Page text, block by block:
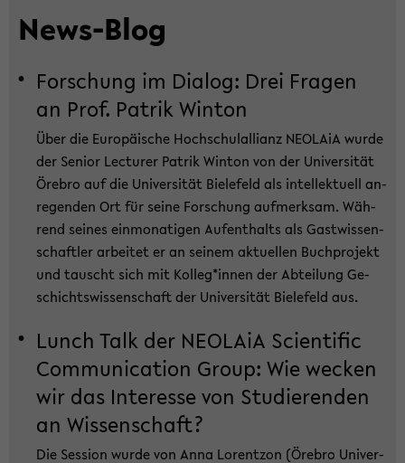
News-​Blog
For­schung im Dia­log: Drei Fra­gen
an Prof. Pa­trik Win­ton
Über die Eu­ro­päi­sche Hoch­schul­al­li­anz NEO­LA­iA wurde
der Se­ni­or Lec­tu­rer Pa­trik Win­ton von der Uni­ver­si­tät
Öre­bro auf die Uni­ver­si­tät Bie­le­feld als in­tel­lek­tu­ell an­
re­gen­den Ort für seine For­schung auf­merk­sam. Wäh­
rend sei­nes ein­mo­na­ti­gen Auf­ent­halts als Gast­wis­sen­
schaft­ler ar­bei­tet er an sei­nem ak­tu­el­len Buch­pro­jekt
und tauscht sich mit Kol­leg*innen der Ab­tei­lung Ge­
schichts­wis­sen­schaft der Uni­ver­si­tät Bie­le­feld aus.
Lunch Talk der NEO­LA­iA Sci­en­ti­fic
Com­mu­ni­ca­ti­on Group: Wie we­cken
wir das In­ter­es­se von Stu­die­ren­den
an Wis­sen­schaft?
Die Ses­si­on wurde von Anna Lo­rent­zon (Öre­bro Uni­ver­